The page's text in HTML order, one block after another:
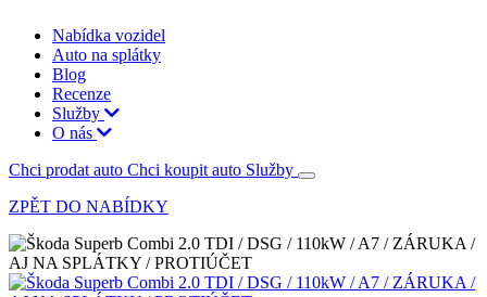
Nabídka vozidel
Auto na splátky
Blog
Recenze
Služby
O nás
Chci prodat auto Chci koupit auto Služby
ZPĚT DO NABÍDKY